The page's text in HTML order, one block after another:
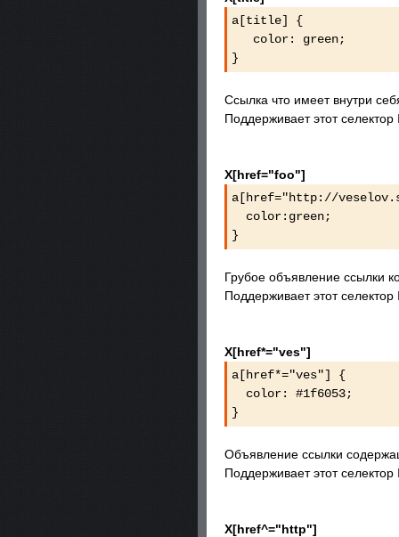
a[title] {
color: green;
}
Ссылка что имеет внутри
Поддерживает этот
X[href="foo"]
a[href="http://
color:green;
}
Грубое объявление ссылки
Поддерживает этот
X[href*="ves"]
a[href*="ves"] {
color: #1f6053;
}
Объявление ссылки
Поддерживает этот
X[href^="http"]